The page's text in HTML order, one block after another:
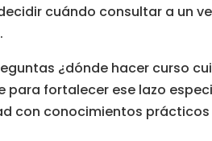
cuándo consultar a un
¿dónde hacer curso
para fortalecer ese lazo
con conocimientos prácticos